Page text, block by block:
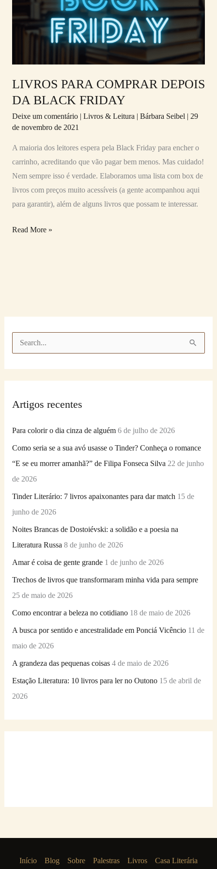
LIVROS PARA COMPRAR DEPOIS
DA BLACK FRIDAY
Deixe um comentário | Livros & Leitura | Bárbara Seibel | 29
de novembro de 2021
A maioria dos leitores espera pela Black Friday para encher o
carrinho, acreditando que vão pagar bem menos. Mas cuidado!
Nem sempre isso é verdade. Elaboramos uma lista com box de
livros com preços muito acessíveis (a gente acompanhou aqui
para garantir), além de alguns livros que possam te interessar.
BLACK
Read More »
u
o
r
:
Artigos recentes
Para colorir o dia cinza de alguém 6 de julho de 2026
Como seria se a sua avó usasse o Tinder? Conheça o romance
“E se eu morrer amanhã?” de Filipa Fonseca Silva 22 de junho
de 2026
Tinder Literário: 7 livros apaixonantes para dar match 15 de
junho de 2026
Noites Brancas de Dostoiévski: a solidão e a poesia na
Literatura Russa 8 de junho de 2026
Amar é coisa de gente grande 1 de junho de 2026
Trechos de livros que transformaram minha vida para sempre
25 de maio de 2026
Como encontrar a beleza no cotidiano 18 de maio de 2026
A busca por sentido e ancestralidade em Ponciá Vicêncio 11 de
maio de 2026
A grandeza das pequenas coisas 4 de maio de 2026
Estação Literatura: 10 livros para ler no Outono 15 de abril de
2026
Início Blog Sobre Palestras Livros Casa Literária